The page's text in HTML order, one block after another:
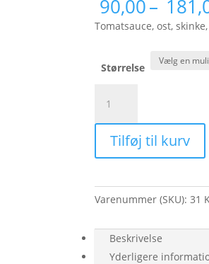
90,00–
Tomatsauce, ost,
Størrelse
antal
Tilføj til kurv
Varenummer (SKU):31
Beskrivelse
Yderligere